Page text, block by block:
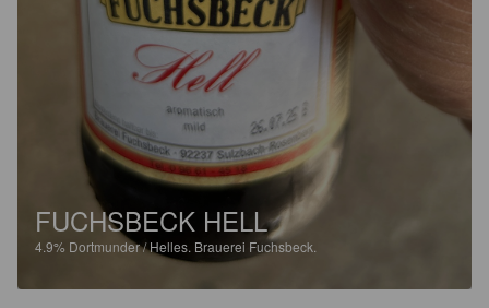
FUCHSBECK HELL
4.9% Dortmunder / Helles. Brauerei Fuchsbeck.